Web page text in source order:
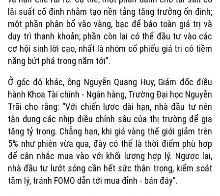
lãi suất cố định nhằm tạo nền tảng tăng trưởng ổn định;
một phần phân bổ vào vàng, bạc để bảo toàn giá trị và
duy trì thanh khoản; phần còn lại có thể đầu tư vào các
cơ hội sinh lời cao, nhất là nhóm cổ phiếu giá trị có tiềm
năng bứt phá trong năm tới”.
Ở góc độ khác, ông Nguyễn Quang Huy, Giám đốc điều
hành Khoa Tài chính - Ngân hàng, Trường Đại học Nguyễn
Trãi cho rằng: “Với chiến lược dài hạn, nhà đầu tư nên
tận dụng các nhịp điều chỉnh sâu của thị trường để gia
tăng tỷ trọng. Chẳng hạn, khi giá vàng thế giới giảm trên
5% như phiên vừa qua, đây có thể là thời điểm phù hợp
để cân nhắc mua vào với khối lượng hợp lý. Ngược lại,
nhà đầu tư lướt sóng cần hết sức thận trọng, kiểm soát
tâm lý, tránh FOMO dẫn tới mua đỉnh - bán đáy”.